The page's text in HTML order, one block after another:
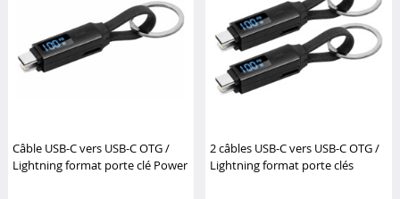
Câble USB-C vers USB-C OTG /
Lightning format porte clé Power
2 câbles USB-C vers USB-C OTG /
Lightning format porte clés